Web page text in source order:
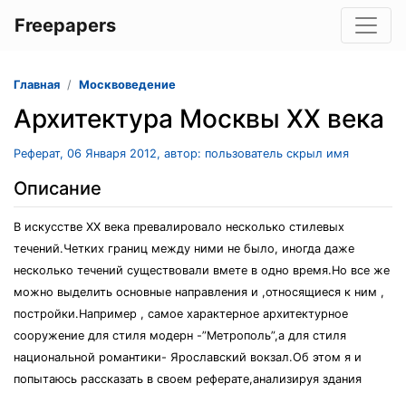
Freepapers
Главная Москвоведение
Архитектура Москвы ХХ века
Реферат, 06 Января 2012, автор: пользователь скрыл имя
Описание
В искусстве ХХ века превалировало несколько стилевых
течений.Четких границ между ними не было, иногда даже
несколько течений существовали вмете в одно время.Но все же
можно выделить основные направления и ,относящиеся к ним ,
постройки.Например , самое характерное архитектурное
сооружение для стиля модерн -”Метрополь”,а для стиля
национальной романтики- Ярославский вокзал.Об этом я и
попытаюсь рассказать в своем реферате,анализируя здания